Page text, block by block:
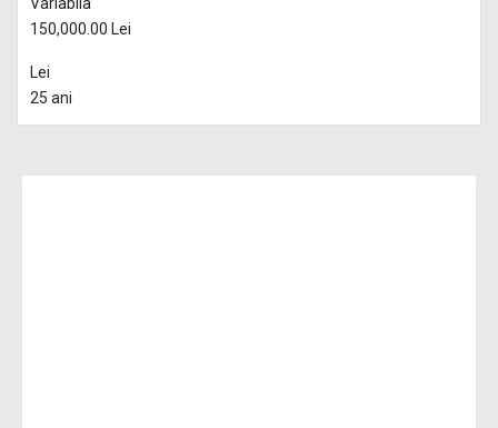
150,000.00 Lei
Lei
25 ani